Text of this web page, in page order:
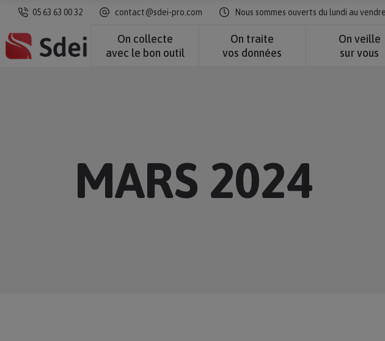
05 63 63 00 32 contact@sdei-pro.com Nous sommes ouverts du lundi au
On collecte
avec le bon outil
On traite
vos données
On veille
sur vous
MARS 2024